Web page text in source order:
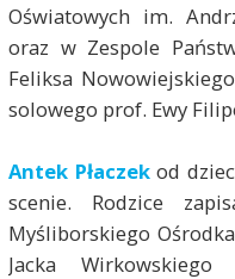
Oświatowych im.
oraz w Zespole
Feliksa
solowego prof. Ewy
Antek Płaczekod
scenie. Rodzice
Myśliborskiego
Jacka Wirkowskiego